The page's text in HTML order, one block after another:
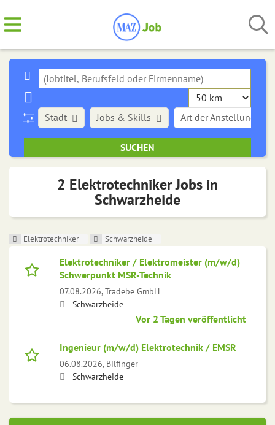
Stadt Art der Anstellung
Jobs & Skills
2 Elektrotechniker Jobs in
Schwarzheide
Elektrotechniker Schwarzheide
Elektrotechniker / Elektromeister (m/w/d)
Schwerpunkt MSR-Technik
07.08.2026,Tradebe GmbH
Schwarzheide
Vor 2 Tagen veröffentlicht
Ingenieur (m/w/d) Elektrotechnik / EMSR
06.08.2026, Bilfinger
Schwarzheide